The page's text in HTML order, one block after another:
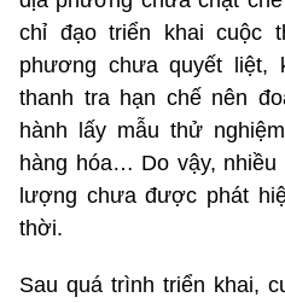
chỉ đạo triển khai cuộc
phương chưa quyết liệt,
thanh tra hạn chế nên
hành lấy mẫu thử
hàng hóa… Do vậy, nhiều
lượng chưa được phát
thời.
Sau quá trình triển khai,